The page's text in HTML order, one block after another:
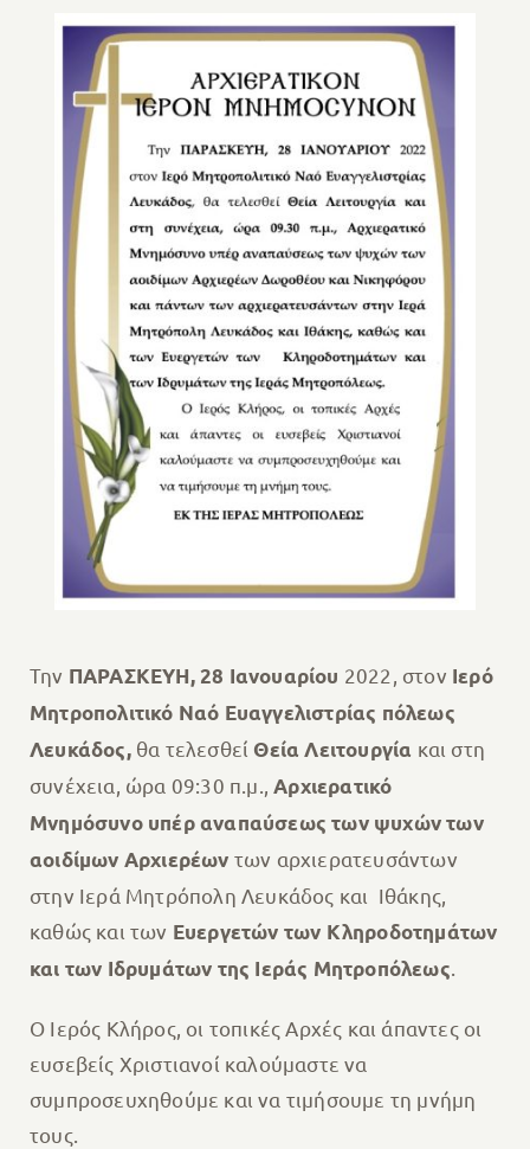
Την ΠΑΡΑΣΚΕΥΗ, 28 Ιανουαρίου 2022, στον Ιερό
Μητροπολιτικό Ναό Ευαγγελιστρίας πόλεως
Λευκάδος,θα τελεσθεί Θεία Λειτουργία και στη
συνέχεια, ώρα 09:30 π.μ.,Αρχιερατικό
Μνημόσυνο υπέρ αναπαύσεως των ψυχών των
αοιδίμων Αρχιερέων των αρχιερατευσάντων
στην Ιερά Μητρόπολη Λευκάδος και Ιθάκης,
καθώς και των Ευεργετών των Κληροδοτημάτων
και των Ιδρυμάτων της Ιεράς Μητροπόλεως.
Ο Ιερός Κλήρος, οι τοπικές Αρχές και άπαντες οι
ευσεβείς Χριστιανοί καλούμαστε να
συμπροσευχηθούμε και να τιμήσουμε τη μνήμη
τους.